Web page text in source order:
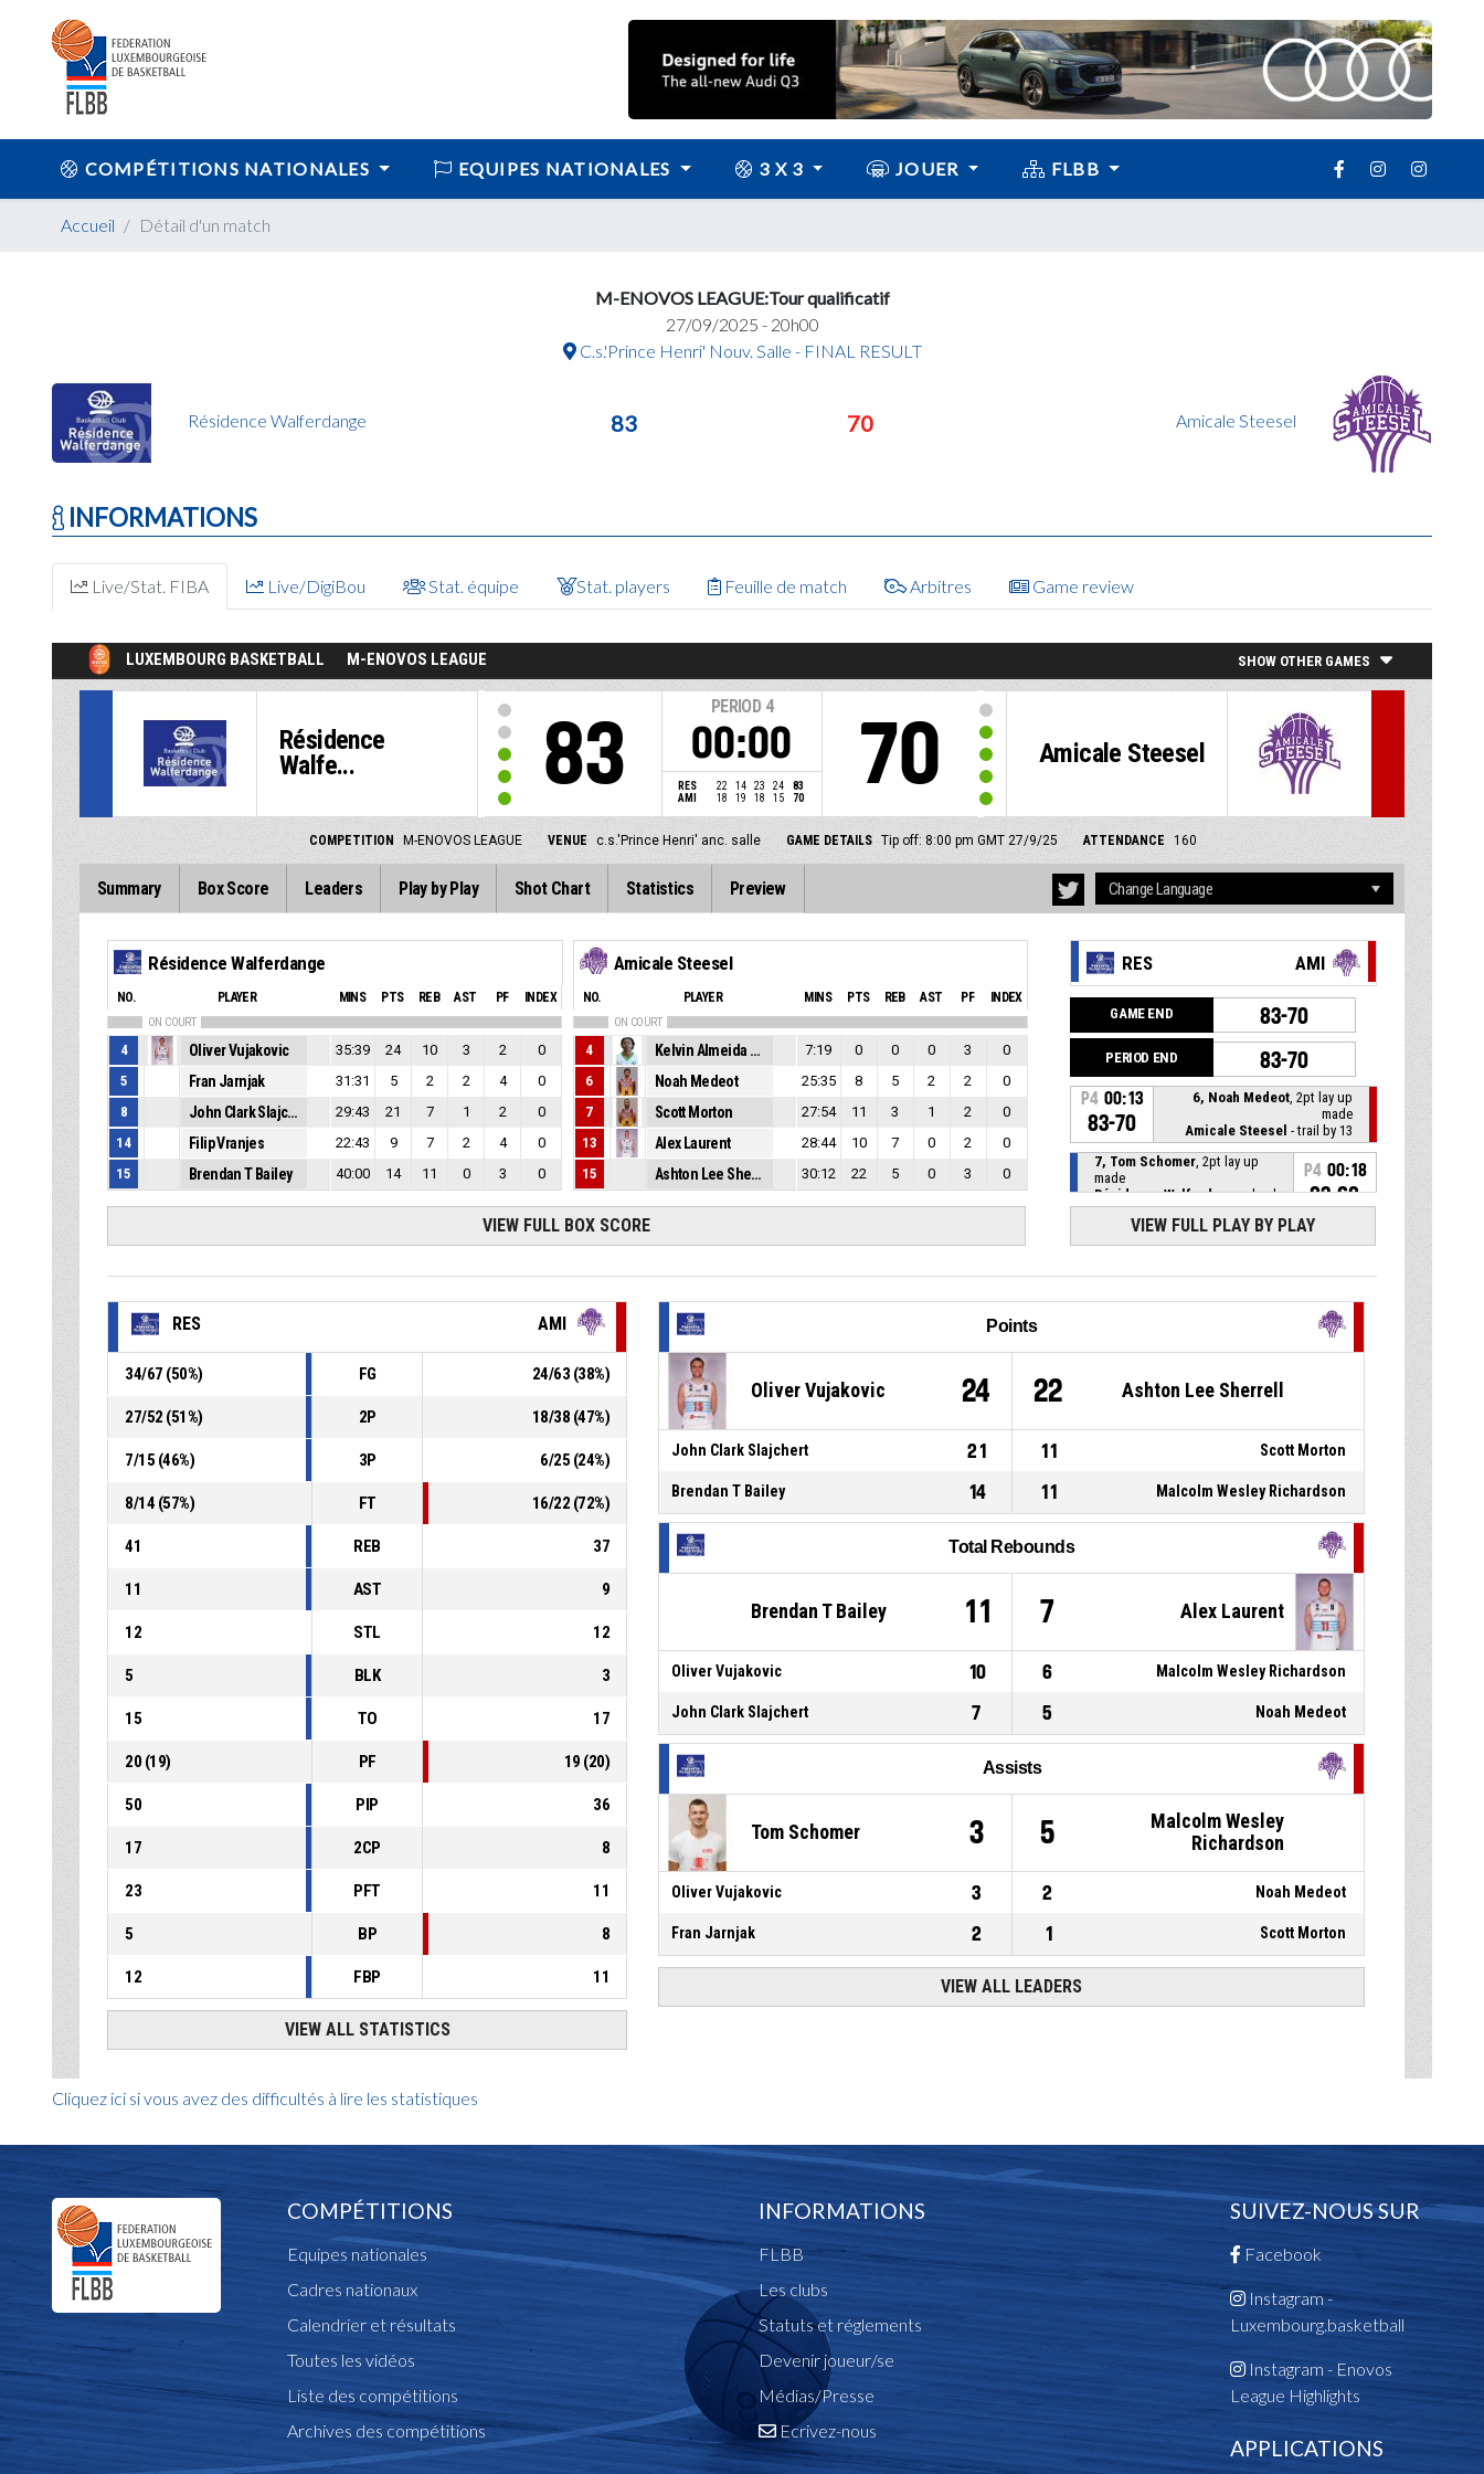
COMPÉTITIONS NATIONALES EQUIPES NATIONALES 3 X 3 JOUER FLBB
Accueil Détail d'un match
M-ENOVOS LEAGUE:Tour qualificatif
27/09/2025 - 20h00
C.s.'Prince Henri' Nouv. Salle - FINAL RESULT
Résidence Walferdange 83 70 Amicale Steesel
INFORMATIONS
Live/Stat. FIBA Live/DigiBou Stat. équipe Stat. players Feuille de match Arbitres Game review
Cliquez ici si vous avez des difficultés à lire les statistiques
COMPÉTITIONS
Equipes nationales
Cadres nationaux
Calendrier et résultats
Toutes les vidéos
Liste des compétitions
Archives des compétitions
INFORMATIONS
FLBB
Les clubs
Statuts et réglements
Devenir joueur/se
Médias/Presse
Ecrivez-nous
SUIVEZ-NOUS SUR
Facebook
Instagram -
Luxembourg.basketball
Instagram - Enovos
League Highlights
APPLICATIONS